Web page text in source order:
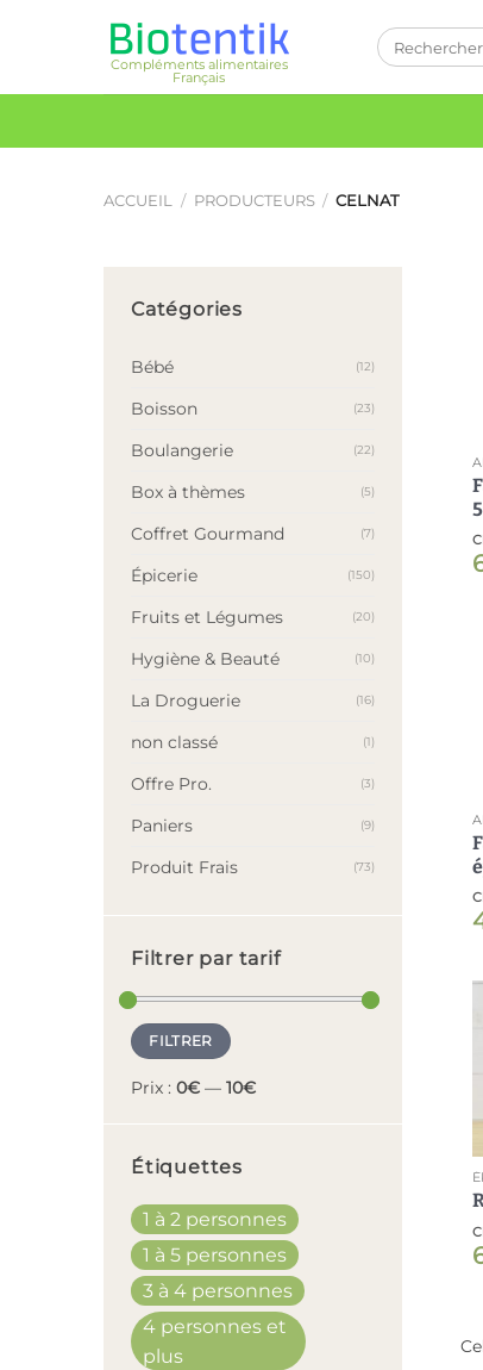
Compléments alimentaires
Français
Recherche
pour :
ACCUEIL / PRODUCTEURS / CELNAT
Catégories
Bébé (12)
Boisson (23)
Boulangerie (22)
Box à thèmes (5)
Coffret Gourmand (7)
Épicerie (150)
Fruits et Légumes (20)
Hygiène & Beauté (10)
La Droguerie (16)
non classé (1)
Offre Pro. (3)
Paniers (9)
Produit Frais (73)
Filtrer par tarif
Prix
min
Prix
maxFILTRER
Prix : 0€ — 10€
Étiquettes
1 à 2 personnes
1 à 5 personnes
3 à 4 personnes
4 personnes et
plus